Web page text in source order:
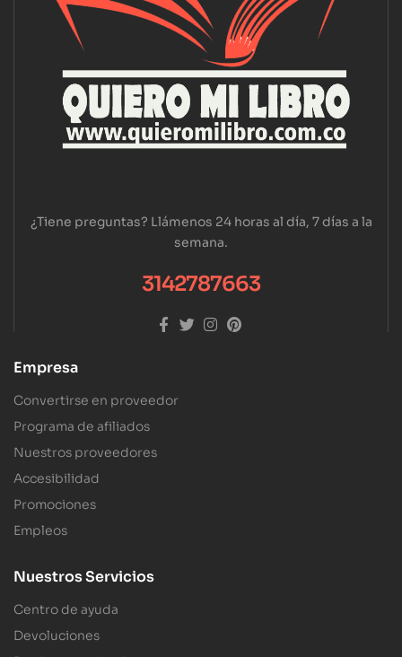
¿Tiene preguntas? Llámenos 24 horas al día, 7 días a la
semana.
3142787663
Empresa
Convertirse en proveedor
Programa de afiliados
Nuestros proveedores
Accesibilidad
Promociones
Empleos
Nuestros Servicios
Centro de ayuda
Devoluciones